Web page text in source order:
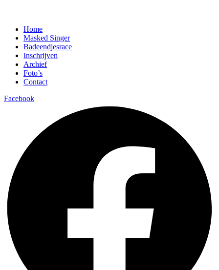
Home
Masked Singer
Badeendjesrace
Inschrijven
Archief
Foto’s
Contact
Facebook